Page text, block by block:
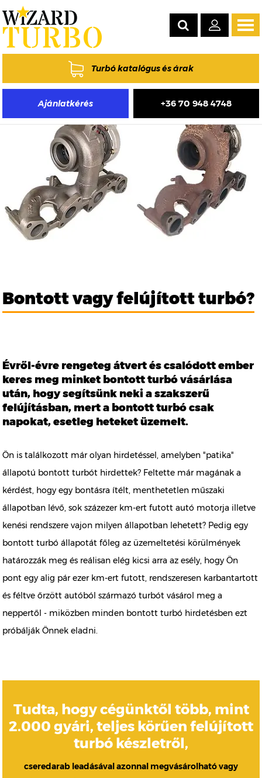
Turbó katalógus és árak
Ajánlatkérés +36 70 948 4748
Bontott vagy felújított turbó?
Évről-évre rengeteg átvert és csalódott ember
keres meg minket bontott turbó vásárlása
után, hogy segítsünk neki a szakszerű
felújításban, mert a bontott turbó csak
napokat, esetleg heteket üzemelt.
Ön is találkozott már olyan hirdetéssel, amelyben "patika"
állapotú bontott turbót hirdettek? Feltette már magának a
kérdést, hogy egy bontásra ítélt, menthetetlen műszaki
állapotban lévő, sok százezer km-ert futott autó motorja illetve
kenési rendszere vajon milyen állapotban lehetett? Pedig egy
bontott turbó állapotát főleg az üzemeltetési körülmények
határozzák meg és reálisan elég kicsi arra az esély, hogy Ön
pont egy alig pár ezer km-ert futott, rendszeresen karbantartott
és féltve őrzött autóból származó turbót vásárol meg a
neppertől - miközben minden bontott turbó hirdetésben ezt
próbálják Önnek eladni.
Tudta, hogy cégünktől több, mint
2.000 gyári, teljes körűen felújított
turbó készletről,
cseredarab leadásával azonnal megvásárolható vagy